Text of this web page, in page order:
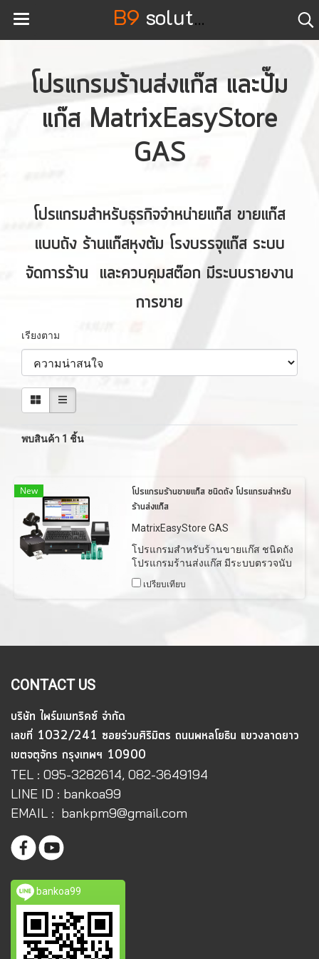
B9 solution
โปรแกรมร้านส่งแก๊ส และปั๊ม
แก๊ส MatrixEasyStore
GAS
โปรแกรมสำหรับธุรกิจจำหน่ายแก๊ส ขายแก๊ส
แบบถัง ร้านแก๊สหุงต้ม โรงบรรจุแก๊ส ระบบ
จัดการร้าน และควบคุมสต๊อก มีระบบรายงาน
การขาย
เรียงตาม
พบสินค้า 1 ชิ้น
New
โปรแกรมร้านขายแก๊ส ชนิดถัง โปรแกรมสำหรับ
ร้านส่งแก๊ส
MatrixEasyStore GAS
โปรแกรมสำหรับร้านขายแก๊ส ชนิดถัง
โปรแกรมร้านส่งแก๊ส มีระบบตรวจนับ
สต๊อก ระบบออกบิลซื้อ-ขาย ระบบ
รายงานขายต่างๆ
เปรียบเทียบ
CONTACT US
บริษัท ไพร์มเมทริคซ์ จำกัด
เลขที่ 1032/241 ซอยร่วมศิริมิตร ถนนพหลโยธิน แขวงลาดยาว
เขตจตุจักร กรุงเทพฯ 10900
TEL : 095-3282614, 082-3649194
LINE ID : bankoa99
EMAIL : bankpm9@gmail.com
bankoa99